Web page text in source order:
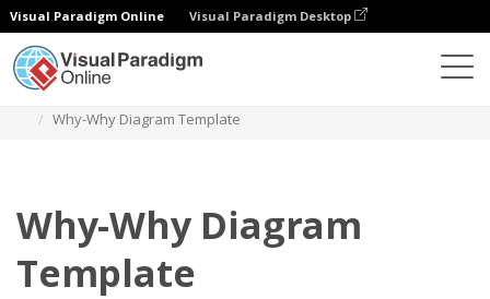
Visual Paradigm Online Visual Paradigm Desktop
Why-Why Diagram Template
Why-Why Diagram
Template